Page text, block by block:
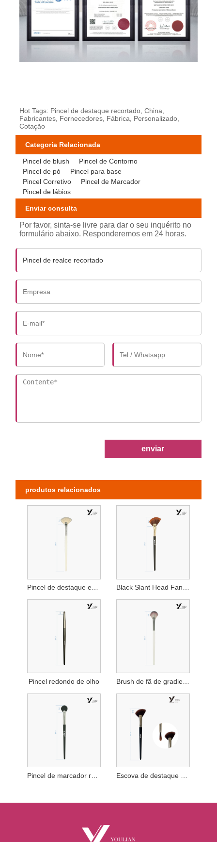
Hot Tags: Pincel de destaque recortado, China,
Fabricantes, Fornecedores, Fábrica, Personalizado,
Cotação
Categoria Relacionada
Pincel de blush
Pincel de Contorno
Pincel de pó
Pincel para base
Pincel Corretivo
Pincel de Marcador
Pincel de lábios
Enviar consulta
Por favor, sinta-se livre para dar o seu inquérito no
formulário abaixo. Responderemos em 24 horas.
enviar
produtos relacionados
Pincel de destaque em recortes brancos Black Slant Head Fan Highlighter Brush
Pincel redondo de olho Brush de fã de gradiente de três cores
Pincel de marcador recortado preto